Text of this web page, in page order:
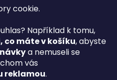
cookie.
Například k tomu,
máte v košíku, abyste
a nemuseli se
vás
reklamou.